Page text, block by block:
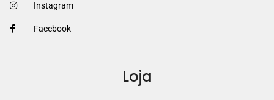
Instagram
Facebook
Loja